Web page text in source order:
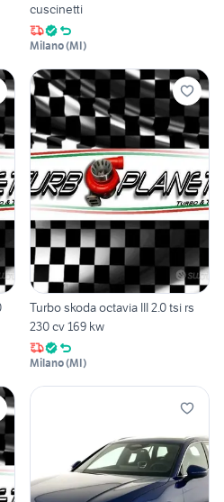
cuscinetti
Milano(MI)
Turbo skoda octavia III 2.0 tsi rs
230 cv 169 kw
Milano(MI)